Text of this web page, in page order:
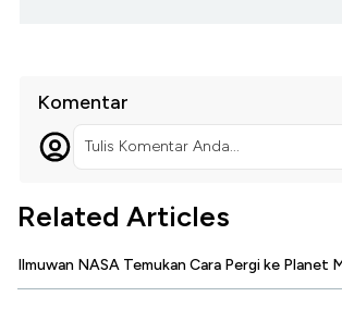
Komentar
Tulis Komentar Anda...
Related Articles
Ilmuwan NASA Temukan Cara Pergi ke Planet